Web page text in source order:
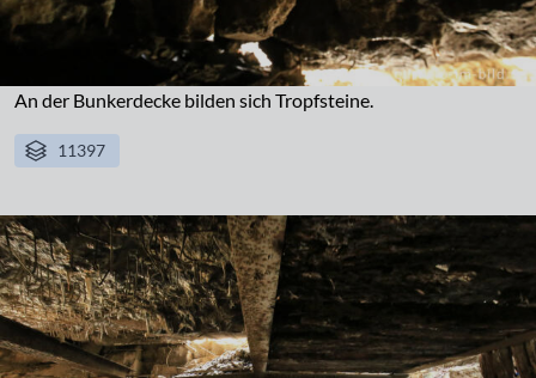
An der Bunkerdecke bilden sich Tropfsteine.
11397